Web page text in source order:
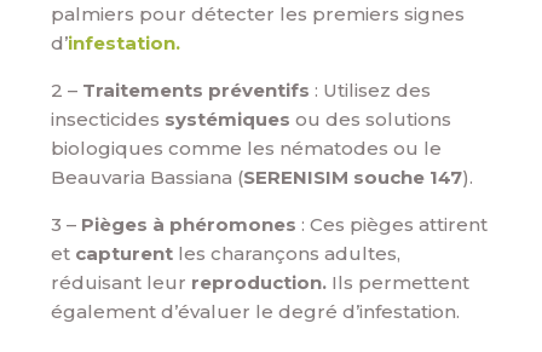
palmiers pour détecter les premiers signes
d’infestation.
2 – Traitements préventifs : Utilisez des
insecticides systémiques ou des solutions
biologiques comme les nématodes ou le
Beauvaria Bassiana (SERENISIM souche 147).
3 – Pièges à phéromones : Ces pièges attirent
et capturent les charançons adultes,
réduisant leur reproduction. Ils permettent
également d’évaluer le degré d’infestation.